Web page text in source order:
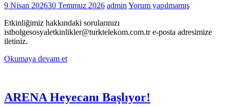
9 Nisan 202630 Temmuz 2026 admin Yorum yapılmamış
Etkinliğimiz hakkındaki sorularınızı
istbolgesosyaletkinlikler@turktelekom.com.tr e-posta adresimize
iletiniz.
Okumaya devam et
ARENA Heyecanı Başlıyor!